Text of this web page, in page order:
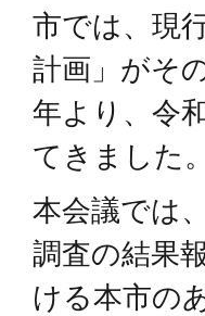
市では、現
計画」がそ
年より、令
てきました。
本会議では
調査の結果
ける本市の